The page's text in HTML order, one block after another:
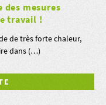
mesures
travail !
de très forte chaleur,
dans (…)